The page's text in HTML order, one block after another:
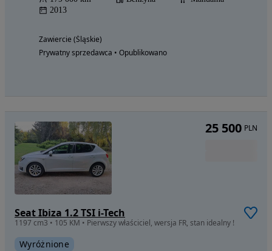
2013
Zawiercie (Śląskie)
Prywatny sprzedawca • Opublikowano
Seat Ibiza 1.2 TSI i-Tech
1197 cm3 • 105 KM • Pierwszy właściciel, wersja FR, stan idealny !
Wyróżnione
25 500 PLN